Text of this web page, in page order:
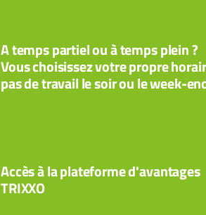
A temps partiel ou à temps plein ?
Vous choisissez votre propre
pas de travail le soir ou le week-
Accès à la plateforme d'avantages
TRIXXO